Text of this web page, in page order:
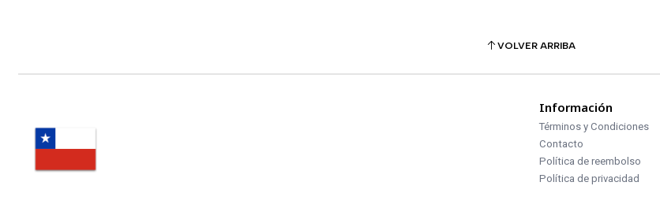
VOLVER ARRIBA
Información
Términos y Condiciones
Contacto
Política de reembolso
Política de privacidad